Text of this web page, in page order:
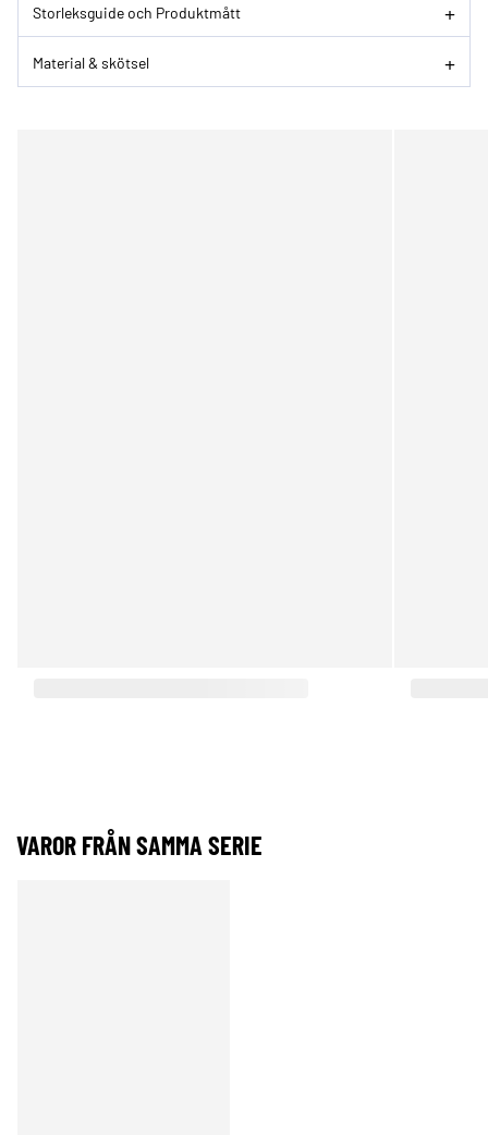
Storleksguide och Produktmått
Material & skötsel
VAROR FRÅN SAMMA SERIE